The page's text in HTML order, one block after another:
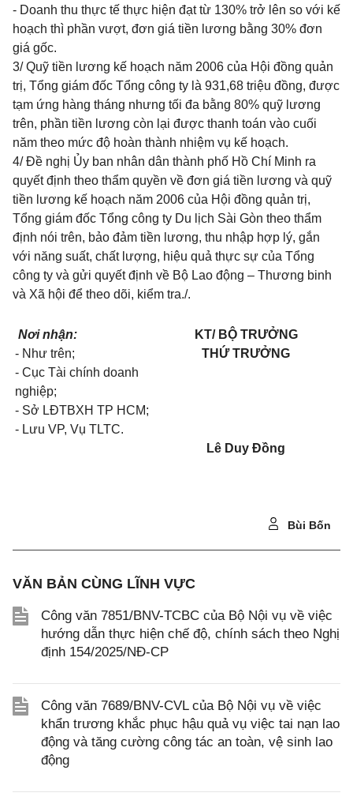
- Doanh thu thực tế thực hiện đạt từ 130% trở lên so với kế
hoạch thì phần vượt, đơn giá tiền lương bằng 30% đơn
giá gốc.
3/ Quỹ tiền lương kế hoạch năm 2006 của Hội đồng quản
trị, Tổng giám đốc Tổng công ty là 931,68 triệu đồng, được
tạm ứng hàng tháng nhưng tối đa bằng 80% quỹ lương
trên, phần tiền lương còn lại được thanh toán vào cuối
năm theo mức độ hoàn thành nhiệm vụ kế hoạch.
4/ Đề nghị Ủy ban nhân dân thành phố Hồ Chí Minh ra
quyết định theo thẩm quyền về đơn giá tiền lương và quỹ
tiền lương kế hoạch năm 2006 của Hội đồng quản trị,
Tổng giám đốc Tổng công ty Du lịch Sài Gòn theo thẩm
định nói trên, bảo đảm tiền lương, thu nhập hợp lý, gắn
với năng suất, chất lượng, hiệu quả thực sự của Tổng
công ty và gửi quyết định về Bộ Lao động – Thương binh
và Xã hội để theo dõi, kiểm tra./.
Nơi nhận:
- Như trên;
- Cục Tài chính doanh
nghiệp;
- Sở LĐTBXH TP HCM;
- Lưu VP, Vụ TLTC.
KT/ BỘ TRƯỞNG
THỨ TRƯỞNG
Lê Duy Đồng
Bùi Bốn
VĂN BẢN CÙNG LĨNH VỰC
Công văn 7851/BNV-TCBC của Bộ Nội vụ về việc
hướng dẫn thực hiện chế độ, chính sách theo Nghị
định 154/2025/NĐ-CP
Công văn 7689/BNV-CVL của Bộ Nội vụ về việc
khẩn trương khắc phục hậu quả vụ việc tai nạn lao
động và tăng cường công tác an toàn, vệ sinh lao
động